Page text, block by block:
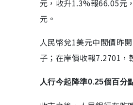
元，收升1.3%報66.05元
元。
人民幣兌1美元中間價昨
子；在岸價收報7.2701，
人行今起降準0.25個百分